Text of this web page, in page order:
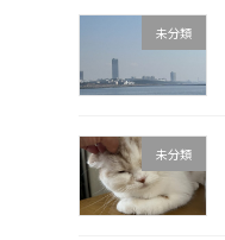
未分類
未分類